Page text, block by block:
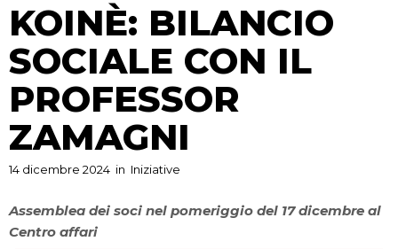
KOINÈ: BILANCIO
SOCIALE CON IL
PROFESSOR
ZAMAGNI
14 dicembre 2024 in Iniziative
Assemblea dei soci nel pomeriggio del 17 dicembre al
Centro affari